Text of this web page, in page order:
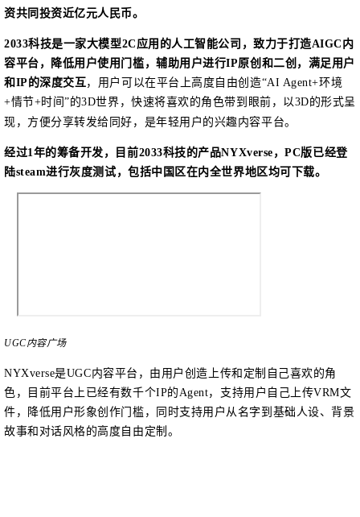
资共同投资近亿元人民币。
2033科技是一家大模型2C应用的人工智能公司，致力于打造AIGC内
容平台，降低用户使用门槛，辅助用户进行IP原创和二创， 满足用户
和 IP的深度交互， 用户可以在平台上高度自由创造“AI Agent+环境
+情节+时间”的3D世界，快速将喜欢的角色带到眼前，以3D的形式呈
现，方便分享转发给同好，是年轻用户的兴趣内容平台。
经过1年的筹备开发，目前2033科技的产品NYXverse，PC版已经登
陆steam进行灰度测试，包括中国区在内全世界地区均可下载。
UGC内容广场
NYXverse是UGC内容平台，由用户创造上传和定制自己喜欢的角
色，目前平台上已经有数千个IP的Agent，支持用户自己上传VRM文
件，降低用户形象创作门槛，同时支持用户从名字到基础人设、背景
故事和对话风格的高度自由定制。